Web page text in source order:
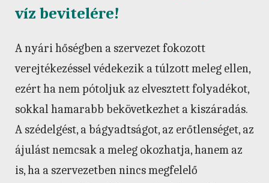
víz bevitelére!
A nyári hőségben a szervezet fokozott
verejtékezéssel védekezik a túlzott meleg ellen,
ezért ha nem pótoljuk az elvesztett folyadékot,
sokkal hamarabb bekövetkezhet a kiszáradás.
A szédelgést, a bágyadtságot, az erőtlenséget, az
ájulást nemcsak a meleg okozhatja, hanem az
is, ha a szervezetben nincs megfelelő